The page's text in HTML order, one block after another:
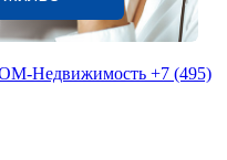
+7 (495)